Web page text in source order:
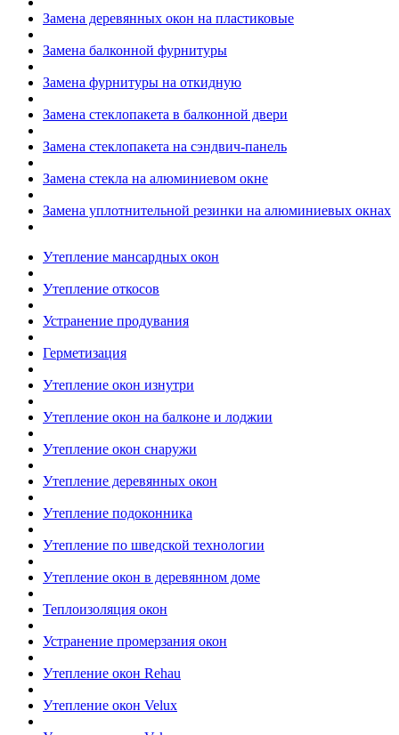
Замена деревянных окон на пластиковые
Замена балконной фурнитуры
Замена фурнитуры на откидную
Замена стеклопакета в балконной двери
Замена стеклопакета на сэндвич-панель
Замена стекла на алюминиевом окне
Замена уплотнительной резинки на алюминиевых окнах
Утепление мансардных окон
Утепление откосов
Устранение продувания
Герметизация
Утепление окон изнутри
Утепление окон на балконе и лоджии
Утепление окон снаружи
Утепление деревянных окон
Утепление подоконника
Утепление по шведской технологии
Утепление окон в деревянном доме
Теплоизоляция окон
Устранение промерзания окон
Утепление окон Rehau
Утепление окон Velux